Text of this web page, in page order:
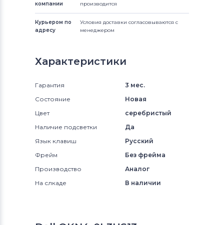
компании
производится
Курьером по
адресу
Условия доставки согласовываются с
менеджером
Характеристики
Гарантия
3 мес.
Состояние
Новая
Цвет
серебристый
Наличие подсветки
Да
Язык клавиш
Русский
Фрейм
Без фрейма
Производство
Аналог
На слкаде
В наличии